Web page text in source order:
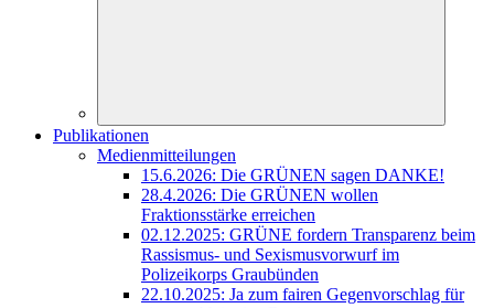
Publikationen
Medienmitteilungen
15.6.2026: Die GRÜNEN sagen DANKE!
28.4.2026: Die GRÜNEN wollen
Fraktionsstärke erreichen
02.12.2025: GRÜNE fordern Transparenz beim
Rassismus- und Sexismusvorwurf im
Polizeikorps Graubünden
22.10.2025: Ja zum fairen Gegenvorschlag für